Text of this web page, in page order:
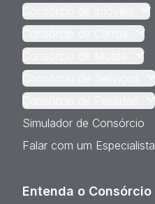
Consórcio de Imóveis
Consórcio de Carros
Consórcio de Motos
Consórcio de Serviços
Consórcio de Pesados
Simulador de Consórcio
Falar com um Especialista
Entenda o Consórcio